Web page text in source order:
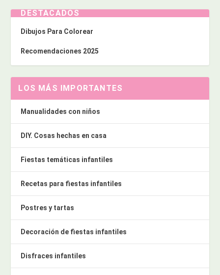
DESTACADOS
Dibujos Para Colorear
Recomendaciones 2025
LOS MÁS IMPORTANTES
Manualidades con niños
DIY. Cosas hechas en casa
Fiestas temáticas infantiles
Recetas para fiestas infantiles
Postres y tartas
Decoración de fiestas infantiles
Disfraces infantiles